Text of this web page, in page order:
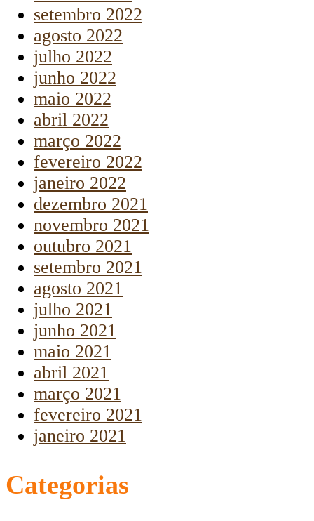
setembro 2022
agosto 2022
julho 2022
junho 2022
maio 2022
abril 2022
março 2022
fevereiro 2022
janeiro 2022
dezembro 2021
novembro 2021
outubro 2021
setembro 2021
agosto 2021
julho 2021
junho 2021
maio 2021
abril 2021
março 2021
fevereiro 2021
janeiro 2021
Categorias